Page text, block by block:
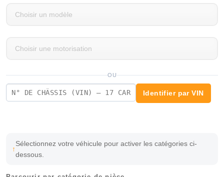
OU
Identifier par VIN
Sélectionnez votre véhicule pour activer les catégories ci-
dessous.